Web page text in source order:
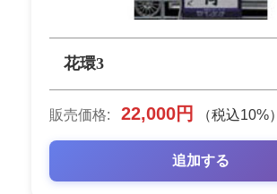
花環3
販売価格: 22,000円 （税込10%）
追加する